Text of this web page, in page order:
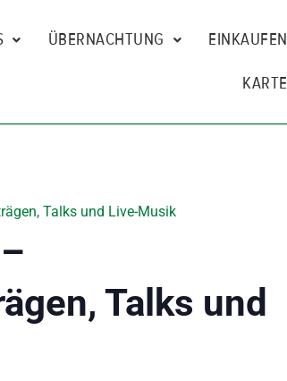
ÜBERNACHTUNG EINKAUFEN
KARTE
Talks und Live-Musik
Talks und